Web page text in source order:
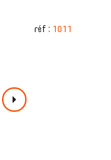
réf : 1011